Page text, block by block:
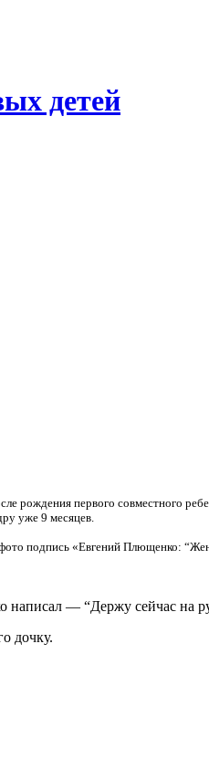
детей
рождения первого совместного
уже 9 месяцев.
подпись «Евгений Плющенко:
— “Держу сейчас на
дочку.